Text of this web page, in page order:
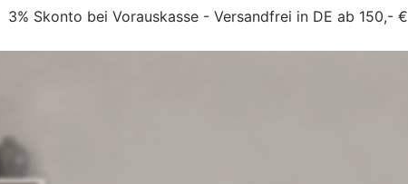
3% Skonto bei Vorauskasse - Versandfrei in DE ab 150,- €